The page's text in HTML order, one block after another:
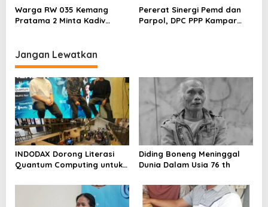
Karpet Masjid di Pakuhaji
Kampar, Pemred – Pimum
Metroterkini.id Desak Usut
Kasus Ini
Warga RW 035 Kemang
Pratama 2 Minta Kadiv
Metro Bekasi Kota
Pererat Sinergi Pemd dan
Parpol, DPC PPP Kampar
Jangan Lewatkan
INDODAX Dorong Literasi
Quantum Computing untuk
Blockchain
Diding Boneng Meninggal
Dunia Dalam Usia 76 th